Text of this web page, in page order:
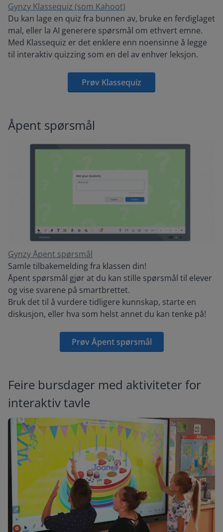
Gynzy Klassequiz (som Kahoot)
Du kan lage en quiz fra bunnen av, bruke en ferdiglaget
mal, eller la AI generere spørsmål om ethvert emne.
Med Klassequiz er det enklere enn noensinne å legge
til interaktiv quizzing som en del av enhver leksjon.
Prøv Klassequiz
Åpent spørsmål
Gynzy Åpent spørsmål
Samle tilbakemelding fra klassen din!
Åpent spørsmål gjør at du kan stille spørsmål til elever
og vise svarene på smartbrettet.
Bruk det til å vurdere tidligere kunnskap, starte en
diskusjon, eller hva som helst annet du kan tenke på!
Prøv Åpent spørsmål
Feire bursdager med aktiviteter for
interaktiv tavle